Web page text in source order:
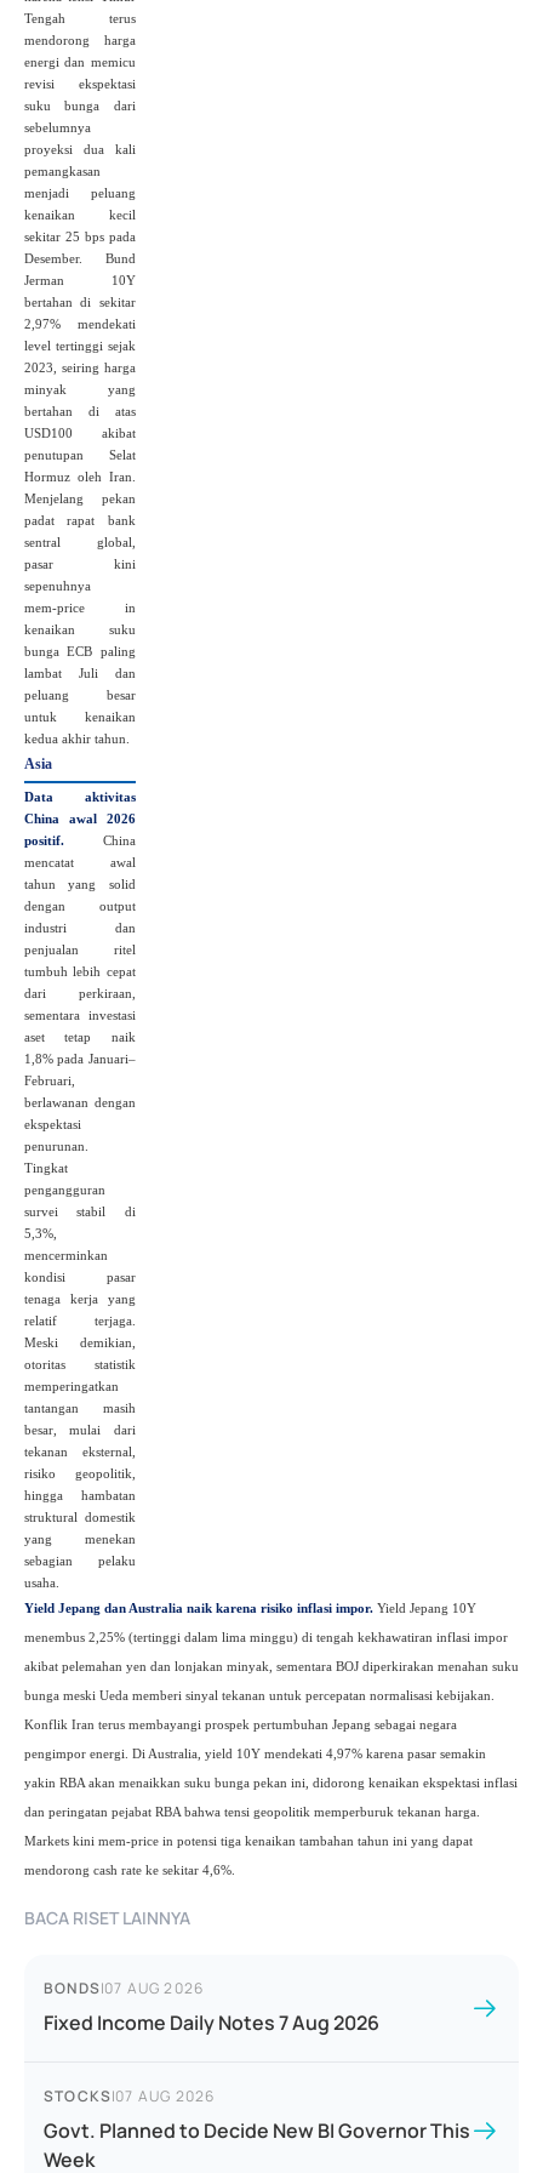
Tengah terus
mendorong harga
energi dan memicu
revisi ekspektasi
suku bunga dari
sebelumnya
proyeksi dua kali
pemangkasan
menjadi peluang
kenaikan kecil
sekitar 25 bps pada
Desember. Bund
Jerman 10Y
bertahan di sekitar
2,97% mendekati
level tertinggi sejak
2023, seiring harga
minyak yang
bertahan di atas
USD100 akibat
penutupan Selat
Hormuz oleh Iran.
Menjelang pekan
padat rapat bank
sentral global,
pasar kini
sepenuhnya
mem‑price in
kenaikan suku
bunga ECB paling
lambat Juli dan
peluang besar
untuk kenaikan
kedua akhir tahun.
Asia
Data aktivitas
China awal 2026
positif.
China
mencatat awal
tahun yang solid
dengan output
industri dan
penjualan ritel
tumbuh lebih cepat
dari perkiraan,
sementara investasi
aset tetap naik
1,8% pada Januari–
Februari,
berlawanan dengan
ekspektasi
penurunan.
Tingkat
pengangguran
survei stabil di
5,3%,
mencerminkan
kondisi pasar
tenaga kerja yang
relatif terjaga.
Meski demikian,
otoritas statistik
memperingatkan
tantangan masih
besar, mulai dari
tekanan eksternal,
risiko geopolitik,
hingga hambatan
struktural domestik
yang menekan
sebagian pelaku
usaha.
Yield Jepang dan Australia naik karena risiko inflasi impor. Yield Jepang 10Y
menembus 2,25% (tertinggi dalam lima minggu) di tengah kekhawatiran inflasi impor
akibat pelemahan yen dan lonjakan minyak, sementara BOJ diperkirakan menahan suku
bunga meski Ueda memberi sinyal tekanan untuk percepatan normalisasi kebijakan.
Konflik Iran terus membayangi prospek pertumbuhan Jepang sebagai negara
pengimpor energi. Di Australia, yield 10Y mendekati 4,97% karena pasar semakin
yakin RBA akan menaikkan suku bunga pekan ini, didorong kenaikan ekspektasi inflasi
dan peringatan pejabat RBA bahwa tensi geopolitik memperburuk tekanan harga.
Markets kini mem‑price in potensi tiga kenaikan tambahan tahun ini yang dapat
mendorong cash rate ke sekitar 4,6%.
BACA RISET LAINNYA
BONDS|07 AUG 2026
Fixed Income Daily Notes 7 Aug 2026
STOCKS|07 AUG 2026
Govt. Planned to Decide New BI Governor This
Week